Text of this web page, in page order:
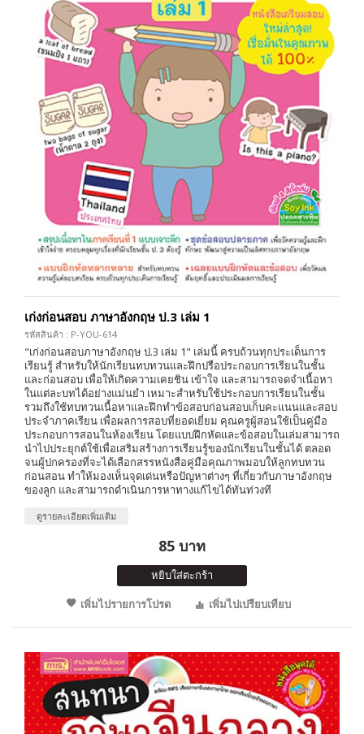
เก่งก่อนสอบ ภาษาอังกฤษ ป.3 เล่ม 1
รหัสสินค้า : P-YOU-614
"เก่งก่อนสอบภาษาอังกฤษ ป.3 เล่ม 1" เล่มนี้ ครบถ้วนทุกประเด็นการ
เรียนรู้ สำหรับให้นักเรียนทบทวนและฝึกปรือประกอบการเรียนในชั้น
และก่อนสอบ เพื่อให้เกิดความเคยชิน เข้าใจ และสามารถจดจำเนื้อหา
ในแต่ละบทได้อย่างแม่นยำ เหมาะสำหรับใช้ประกอบการเรียนในชั้น
รวมถึงใช้ทบทวนเนื้อหาและฝึกทำข้อสอบก่อนสอบเก็บคะแนนและสอบ
ประจำภาคเรียน เพื่อผลการสอบที่ยอดเยี่ยม คุณครูผู้สอนใช้เป็นคู่มือ
ประกอบการสอนในห้องเรียน โดยแบบฝึกหัดและข้อสอบในเล่มสามารถ
นำไปประยุกต์ใช้เพื่อเสริมสร้างการเรียนรู้ของนักเรียนในชั้นได้ ตลอด
จนผู้ปกครองที่จะได้เลือกสรรหนังสือคู่มือคุณภาพมอบให้ลูกทบทวน
ก่อนสอน ทำให้มองเห็นจุดเด่นหรือปัญหาต่างๆ ที่เกี่ยวกับภาษาอังกฤษ
ของลูก และสามารถดำเนินการหาทางแก้ไขได้ทันท่วงที
ดูรายละเอียดเพิ่มเติม
85 บาท
หยิบใส่ตะกร้า
เพิ่มไปรายการโปรด
เพิ่มไปเปรียบเทียบ